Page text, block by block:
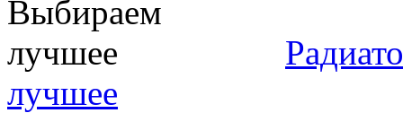
лучшее